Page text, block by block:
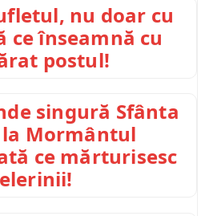
nu doar cu
înseamnă cu
postul!
singură Sfânta
Mormântul
ce mărturisesc